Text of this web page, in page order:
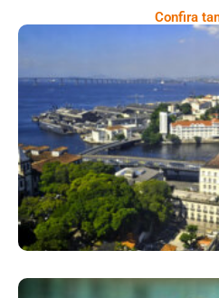
Confira
Ilha Das Cobras,
Escondido No